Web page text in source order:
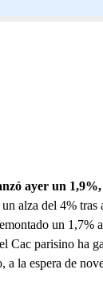
ayer un 1,9%,
alza del 4%
un 1,7%
parisino ha
la espera de